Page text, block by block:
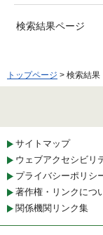
検索結果ページ
トップページ > 検索結果
サイトマップ
ウェブアクセシビリ
プライバシーポリシ
著作権・リンクにつ
関係機関リンク集